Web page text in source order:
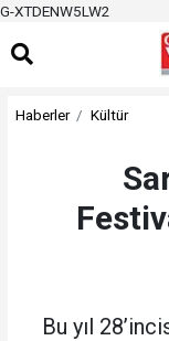
G-XTDENW5LW2
Haberler Kültür
Bu yıl